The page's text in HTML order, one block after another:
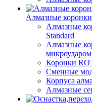
Алмазные
Алмазные
Standard
Алмазные
Коронки
Сменные
Корпуса
Алмазные